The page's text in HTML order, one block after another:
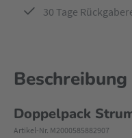
30 Tage
Beschreibung
Doppelpack
Artikel-Nr. M2000585882907